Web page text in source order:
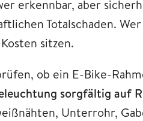
erkennbar, aber
Totalschaden.
sitzen.
ob ein E-Bike-
sorgfältig auf
Unterrohr,